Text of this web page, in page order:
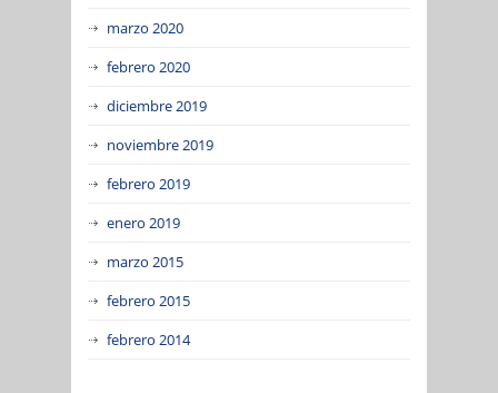
marzo 2020
febrero 2020
diciembre 2019
noviembre 2019
febrero 2019
enero 2019
marzo 2015
febrero 2015
febrero 2014